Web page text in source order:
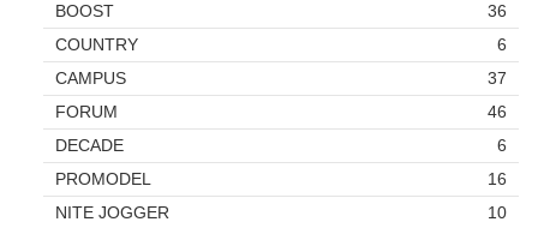
BOOST
36
COUNTRY
6
CAMPUS
37
FORUM
46
DECADE
6
PROMODEL
16
NITE JOGGER
10